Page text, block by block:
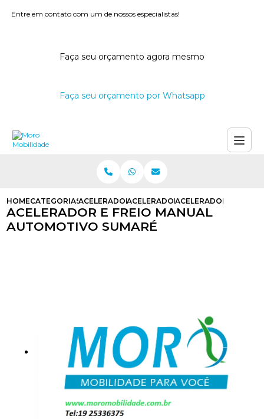
Entre em contato com um de nossos especialistas!
Faça seu orçamento agora mesmo
Faça seu orçamento por Whatsapp
HOMECATEGORIASACELERADORES E FREIOS MANUAIS
ACELERADOR E FREIO MANUAL
ACELERADOR E
ACELERADOR E FREIO MANUAL
AUTOMOTIVO SUMARÉ